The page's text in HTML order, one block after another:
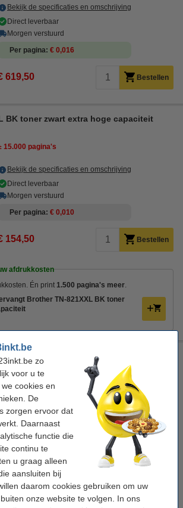
zo
voor u te
cookies en
De
zorgen ervoor dat
Daarnaast
functie die
continu te
u graag alleen
aansluiten bij
daarom cookies gebruiken om uw
onze website te volgen. In ons
Bekijk de specificaties en omschrijving
Direct leverbaar
Morgen verstuurd
Per pagina € 0,016
619,50 Bestellen
BK toner zwart extra hoge capaciteit
15.000 pagina's
Bekijk de specificaties en omschrijving
Direct leverbaar
Morgen verstuurd
Per pagina € 0,010
154,50 Bestellen
afdrukkosten
Én print 1.500 pagina's meer.
Brother TN-821XXL BK toner
Brother TN-821XXL BK toner
16.500 pagina's
Bekijk de specificaties en omschrijving
Bespaar
op uw afdrukkosten
Direct leverbaar
Morgen verstuurd
Per pagina € 0,006
94,50 Bestellen